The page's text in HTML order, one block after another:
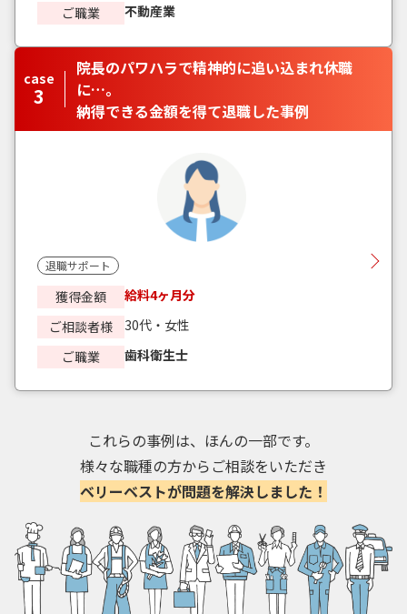
ご職業
不動産業
case
3
院長のパワハラで精神的に追い込まれ休職
に…。
納得できる金額を得て退職した事例
退職サポート
獲得金額
給料4ヶ月分
ご相談者様
30代・女性
ご職業
歯科衛生士
これらの事例は、ほんの一部です。
様々な職種の方からご相談をいただき
ベリーベストが問題を解決しました！